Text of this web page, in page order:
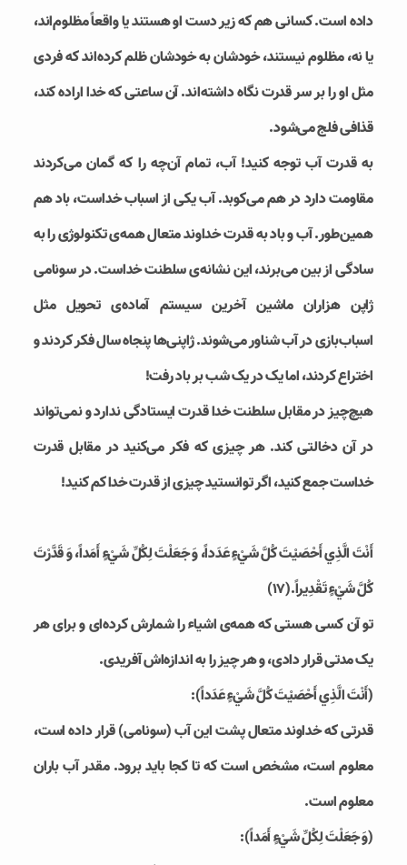
داده است. کسانی هم که زیر دست او هستند یا واقعاً مظلوم‌اند،
یا نه، مظلوم نیستند، خودشان به خودشان ظلم کرده‌اند که فردی
مثل او را بر سر قدرت نگاه داشته‌اند. آن ساعتی که خدا اراده کند،
قذافی فلج می‌شود.
به قدرت آب توجه کنید! آب، تمام آن‌چه را که گمان می‌کردند
مقاومت دارد در هم می‌کوبد. آب یکی از اسباب خداست، باد هم
همین‌طور. آب و باد به قدرت خداوند متعال همه‌ی تکنولوژی را به
سادگی از بین می‌برند، این نشانه‌ی سلطنت خداست. در سونامی
ژاپن هزاران ماشین آخرین سیستم آماده‌ی تحویل مثل
اسباب‌بازی در آب شناور می‌شوند. ژاپنی‌ها پنجاه سال فکر کردند و
اختراع کردند، اما یک در یک شب بر باد رفت!
هیچ‌چیز در مقابل سلطنت خدا قدرت ایستادگی ندارد و نمی‌تواند
در آن دخالتی کند. هر چیزی که فکر می‌کنید در مقابل قدرت
خداست جمع کنید، اگر توانستید چیزی از قدرت خدا کم کنید!
أَنْتَ الَّذِي أَحْصَيْتَ كُلَّ شَيْ‏ءٍ عَدَداً، وَ جَعَلْتَ لِكُلِّ شَيْ‏ءٍ أَمَداً، وَ قَدَّرْتَ
كُلَّ شَيْ‏ءٍ تَقْدِيراً.(۱۷)
تو آن کسی هستی که همه‌ی اشیاء را شمارش کرده‌ای و برای هر
یک مدتی قرار دادی، و هر چیز را به اندازه‌اش آفریدی.
(أَنْتَ الَّذِي أَحْصَيْتَ كُلَّ شَيْ‏ءٍ عَدَداً):
قدرتی که خداوند متعال پشت این آب (سونامی) قرار داده است،
معلوم است، مشخص است که تا کجا باید برود. مقدر آب باران
معلوم است.
(وَ جَعَلْتَ لِكُلِّ شَيْ‏ءٍ أَمَداً):